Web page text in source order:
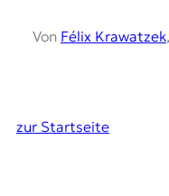
Von Félix Krawatzek,
zur Startseite